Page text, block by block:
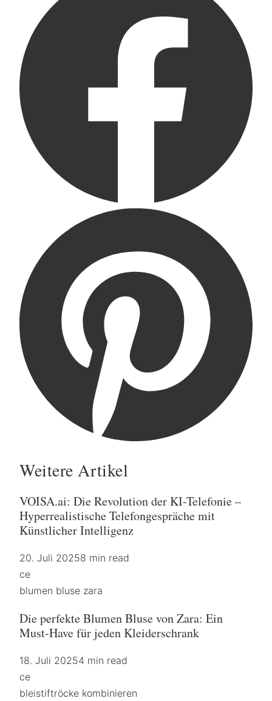
Weitere Artikel
VOISA.ai: Die Revolution der KI-Telefonie –
Hyperrealistische Telefongespräche mit
Künstlicher Intelligenz
20. Juli 20258 min read
ce
blumen bluse zara
Die perfekte Blumen Bluse von Zara: Ein
Must-Have für jeden Kleiderschrank
18. Juli 20254 min read
ce
bleistiftröcke kombinieren